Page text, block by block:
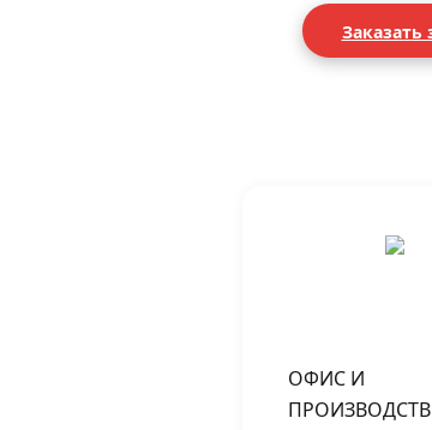
Заказать
ОФИС И